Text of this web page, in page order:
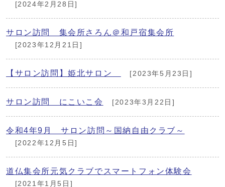
[2024年2月28日]
サロン訪問 集会所さろん＠和戸宿集会所
[2023年12月21日]
【サロン訪問】姫北サロン [2023年5月23日]
サロン訪問 にこいこ会 [2023年3月22日]
令和4年9月 サロン訪問～国納自由クラブ～
[2022年12月5日]
道仏集会所元気クラブでスマートフォン体験会
[2021年1月5日]